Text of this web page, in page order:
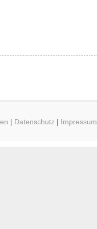
| Datenschutz | Impressum